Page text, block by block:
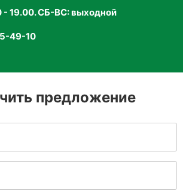
при правильном
и надёжно избавиться от
19.00. СБ-ВС: выходной
49-10
предложение